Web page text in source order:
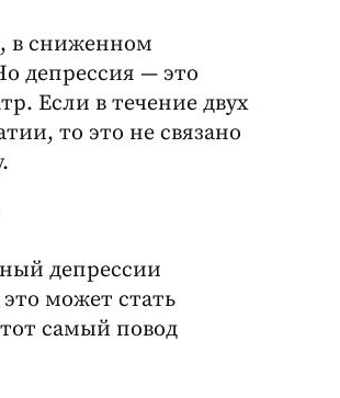
в сниженном
депрессия — это
Если в течение двух
то это не связано
депрессии
может стать
самый повод